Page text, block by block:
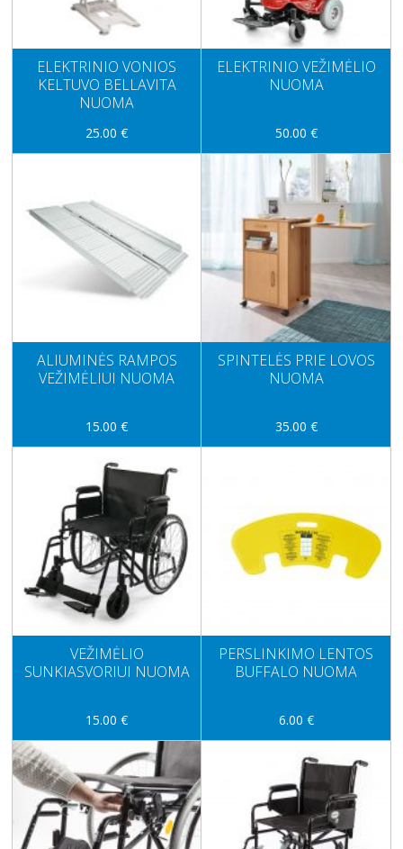
ELEKTRINIO VONIOS
KELTUVO BELLAVITA
NUOMA
25.00 €
ELEKTRINIO VEŽIMĖLIO
NUOMA
50.00 €
ALIUMINĖS RAMPOS
VEŽIMĖLIUI NUOMA
15.00 €
SPINTELĖS PRIE LOVOS
NUOMA
35.00 €
VEŽIMĖLIO
SUNKIASVORIUI NUOMA
15.00 €
PERSLINKIMO LENTOS
BUFFALO NUOMA
6.00 €